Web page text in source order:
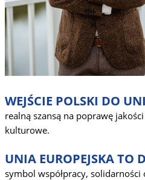
WEJŚCIE POLSKI DO
realną szansą na poprawę
kulturowe.
UNIA EUROPEJSKA TO
symbol współpracy,